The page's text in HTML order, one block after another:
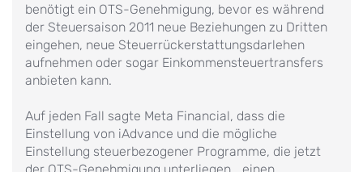
benötigt ein OTS-Genehmigung, bevor es während
der Steuersaison 2011 neue Beziehungen zu Dritten
eingehen, neue Steuerrückerstattungsdarlehen
aufnehmen oder sogar Einkommensteuertransfers
anbieten kann.
Auf jeden Fall sagte Meta Financial, dass die
Einstellung von iAdvance und die mögliche
Einstellung steuerbezogener Programme, die jetzt